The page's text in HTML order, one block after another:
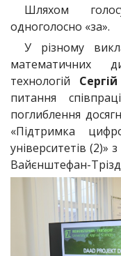
Шляхом
одноголосно «за».
У різному
математичних
технологій
питання
поглиблення
«Підтримка
університетів (2)»
Вайєнштефан-